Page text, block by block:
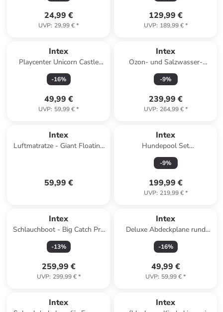
24,99 €
UVP: 29,99 €*
129,99 €
UVP: 189,99 €*
Intex
Playcenter Unicorn Castle
196x178x127cm in
mehrfarbig
-16%
49,99 €
UVP: 59,99 €*
Intex
Ozon- und Salzwasser-
System - QZ1100 (für
Aufstellpools) in weiß
-9%
239,99 €
UVP: 264,99 €*
Intex
Luftmatratze - Giant Floating
59,99 €
Intex
Hundepool Set
(229x152x45,7cm) in blau
-9%
199,99 €
UVP: 219,99 €*
Intex
Schlauchboot - Big Catch Pro
Fishing Tube (165x119x38cm)
in grün
-13%
259,99 €
UVP: 299,99 €*
Intex
Deluxe Abdeckplane rund
366x20cm in blau
-16%
49,99 €
UVP: 59,99 €*
Intex Intex